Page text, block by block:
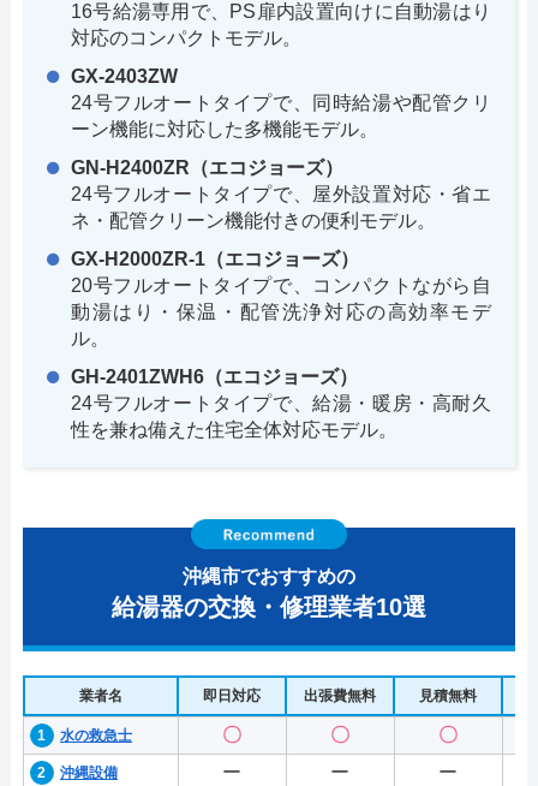
16号給湯専用で、PS扉内設置向けに自動湯はり
対応のコンパクトモデル。
GX-2403ZW
24号フルオートタイプで、同時給湯や配管クリ
ーン機能に対応した多機能モデル。
GN-H2400ZR（エコジョーズ）
24号フルオートタイプで、屋外設置対応・省エ
ネ・配管クリーン機能付きの便利モデル。
GX-H2000ZR-1（エコジョーズ）
20号フルオートタイプで、コンパクトながら自
動湯はり・保温・配管洗浄対応の高効率モデ
ル。
GH-2401ZWH6（エコジョーズ）
24号フルオートタイプで、給湯・暖房・高耐久
性を兼ね備えた住宅全体対応モデル。
沖縄市でおすすめの
給湯器の交換・修理業者10選
業者名 即日対応 出張費無料 見積無料
水の救急士 〇 〇 〇
沖縄設備 ー ー ー